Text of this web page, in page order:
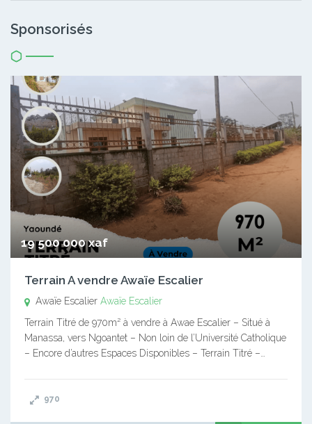
Sponsorisés
19 500 000 xaf
Terrain A vendre Awaïe Escalier
Awaïe Escalier Awaïe Escalier
Terrain Titré de 970m² à vendre à Awae Escalier – Situé à
Manassa, vers Ngoantet – Non loin de l’Université Catholique
– Encore d’autres Espaces Disponibles – Terrain Titré –…
970